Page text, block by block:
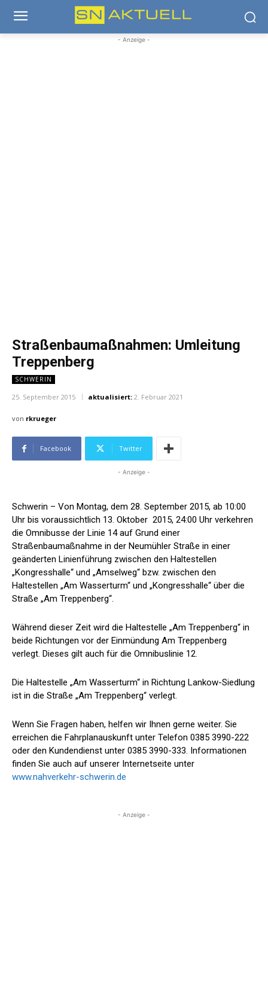
- Anzeige -
Straßenbaumaßnahmen: Umleitung
Treppenberg
SCHWERIN
25. September 2015 aktualisiert: 2. Februar 2021
von rkrueger
Facebook Twitter
- Anzeige -
Schwerin – Von Montag, dem 28. September 2015, ab 10:00
Uhr bis voraussichtlich 13. Oktober 2015, 24:00 Uhr verkehren
die Omnibusse der Linie 14 auf Grund einer
Straßenbaumaßnahme in der Neumühler Straße in einer
geänderten Linienführung zwischen den Haltestellen
„Kongresshalle“ und „Amselweg“ bzw. zwischen den
Haltestellen „Am Wasserturm“ und „Kongresshalle“ über die
Straße „Am Treppenberg“.
Während dieser Zeit wird die Haltestelle „Am Treppenberg“ in
beide Richtungen vor der Einmündung Am Treppenberg
verlegt. Dieses gilt auch für die Omnibuslinie 12.
Die Haltestelle „Am Wasserturm“ in Richtung Lankow-Siedlung
ist in die Straße „Am Treppenberg“ verlegt.
Wenn Sie Fragen haben, helfen wir Ihnen gerne weiter. Sie
erreichen die Fahrplanauskunft unter Telefon 0385 3990-222
oder den Kundendienst unter 0385 3990-333. Informationen
finden Sie auch auf unserer Internetseite unter
www.nahverkehr-schwerin.de
- Anzeige -